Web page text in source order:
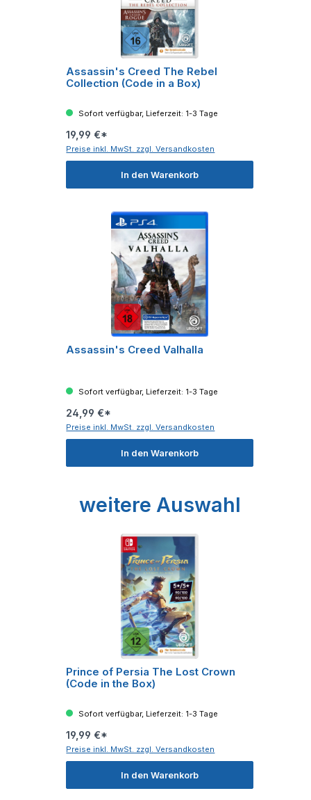
Assassin's Creed The Rebel
Collection (Code in a Box)
Sofort verfügbar, Lieferzeit: 1-3 Tage
19,99 €*
Preise inkl. MwSt. zzgl. Versandkosten
In den Warenkorb
Assassin's Creed Valhalla
Sofort verfügbar, Lieferzeit: 1-3 Tage
24,99 €*
Preise inkl. MwSt. zzgl. Versandkosten
In den Warenkorb
Produktgalerie überspringen
weitere Auswahl
Prince of Persia The Lost Crown
(Code in the Box)
Sofort verfügbar, Lieferzeit: 1-3 Tage
19,99 €*
Preise inkl. MwSt. zzgl. Versandkosten
In den Warenkorb